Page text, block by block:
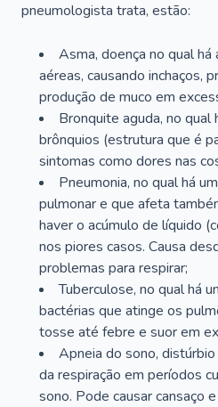
pneumologista trata, estão:
Asma, doença no qual há
aéreas, causando inchaços,
produção de muco em
Bronquite aguda, no qual
brônquios (estrutura que é
sintomas como dores nas
Pneumonia, no qual há
pulmonar e que afeta
haver o acúmulo de líquido
nos piores casos. Causa
problemas para respirar;
Tuberculose, no qual há
bactérias que atinge os
tosse até febre e suor em
Apneia do sono,
da respiração em períodos
sono. Pode causar cansaço